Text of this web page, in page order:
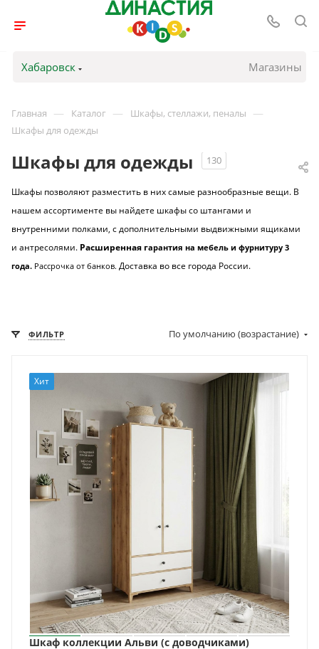
Хабаровск Магазины
Главная — Каталог — Шкафы, стеллажи, пеналы —
Шкафы для одежды
Шкафы для одежды 130
Шкафы позволяют разместить в них самые разнообразные вещи. В
нашем ассортименте вы найдете шкафы со штангами и
внутренними полками, с дополнительными выдвижными ящиками
и антресолями. Расширенная гарантия на мебель и фурнитуру 3
года. Рассрочка от банков. Доставка во все города России.
ФИЛЬТР По умолчанию (возрастание)
Хит
Шкаф коллекции Альви (с доводчиками)